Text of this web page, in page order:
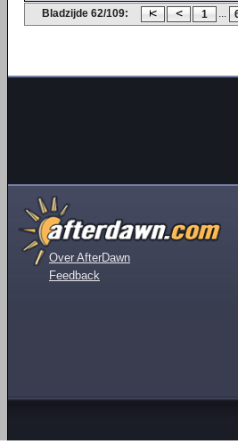
Bladzijde 62/109: 1 ...
Over AfterDawn
Feedback